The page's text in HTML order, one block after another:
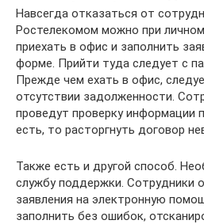
Навсегда отказаться от
Ростелекомом можно при
приехать в офис и заполнить
форме. Прийти туда следует с
Прежде чем ехать в офис,
отсутствии задолженности.
проведут проверку информации
есть, то расторгнуть договор
Также есть и другой способ.
службу поддержки. Сотрудники
заявления на электронную
заполнить без ошибок,